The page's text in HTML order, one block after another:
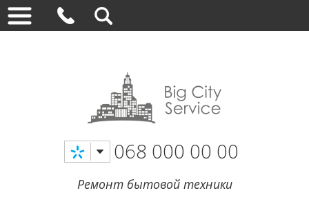
068 000 00 00
Ремонт бытовой техники